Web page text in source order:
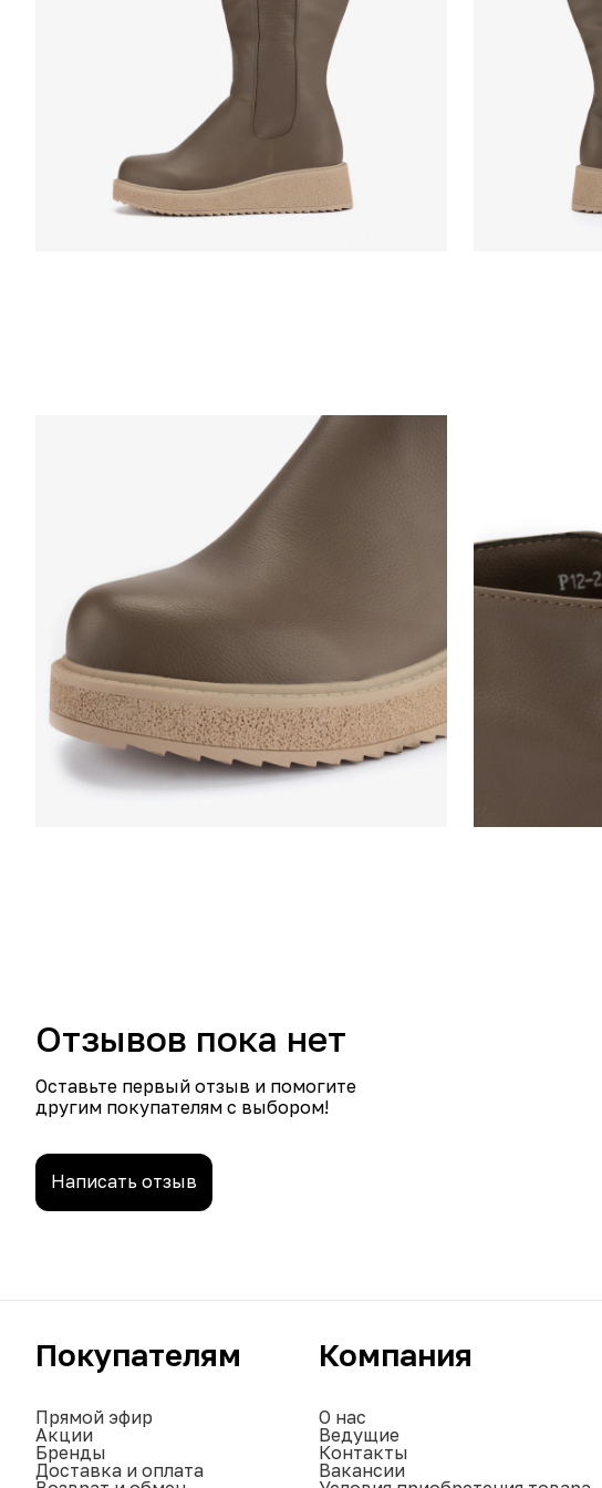
Отзывов пока нет
Оставьте первый отзыв и помогите
другим покупателям с выбором!
Написать отзыв
Покупателям
Прямой эфир
Акции
Бренды
Доставка и оплата
Компания
О нас
Ведущие
Контакты
Вакансии